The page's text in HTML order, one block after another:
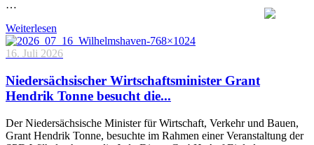
…
Weiterlesen
16. Juli 2026
Niedersächsischer Wirtschaftsminister Grant
Hendrik Tonne besucht die...
Der Niedersächsische Minister für Wirtschaft, Verkehr und Bauen,
Grant Hendrik Tonne, besuchte im Rahmen einer Veranstaltung der